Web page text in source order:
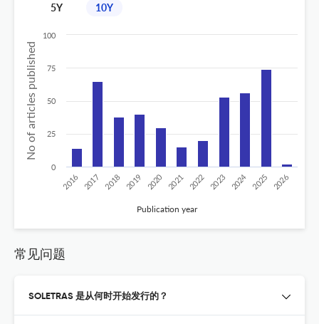
5Y 10Y
No of articles published
Publication year
2016 2017 2018 2019 2020 2021 2022 2023 2024 2025 2026
0
25
50
75
100
常见问题
SOLETRAS 是从何时开始发行的？